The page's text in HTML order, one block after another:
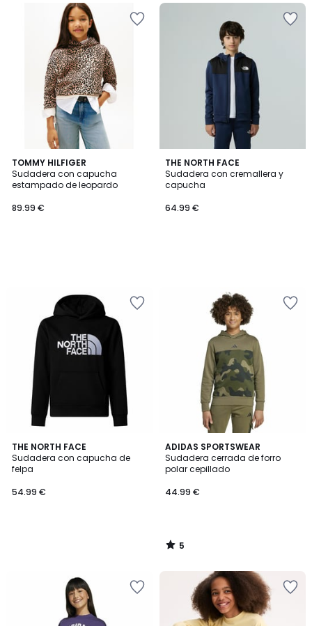
TOMMY HILFIGER
Sudadera con capucha
estampado de leopardo
89.99 €
THE NORTH FACE
Sudadera con cremallera y
capucha
64.99 €
THE NORTH FACE
Sudadera con capucha de
felpa
54.99 €
ADIDAS SPORTSWEAR
Sudadera cerrada de forro
polar cepillado
44.99 €
5
/
5
5
/